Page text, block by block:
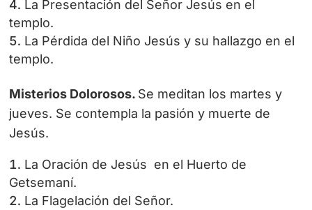
La Presentación del Señor Jesús en el
templo.
La Pérdida del Niño Jesús y su hallazgo en el
templo.
Misterios Dolorosos. Se meditan los martes y
jueves. Se contempla la pasión y muerte de
Jesús.
La Oración de Jesús en el Huerto de
Getsemaní.
La Flagelación del Señor.